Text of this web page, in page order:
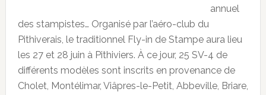
annuel
des stampistes… Organisé par l’aéro-club du
Pithiverais, le traditionnel Fly-in de Stampe aura lieu
les 27 et 28 juin à Pithiviers. À ce jour, 25 SV-4 de
différents modèles sont inscrits en provenance de
Cholet, Montélimar, Viâpres-le-Petit, Abbeville, Briare,